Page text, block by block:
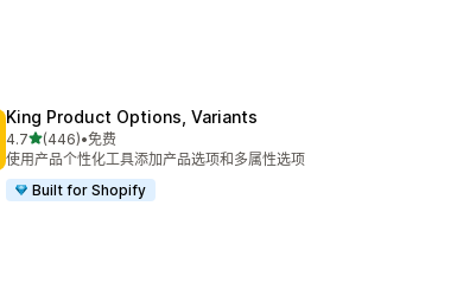
King Product Options, Variants
4.7星（满分 5 星）
(446)
总共 446 条评论
•免费
使用产品个性化工具添加产品选项和多属性选项
Built for Shopify